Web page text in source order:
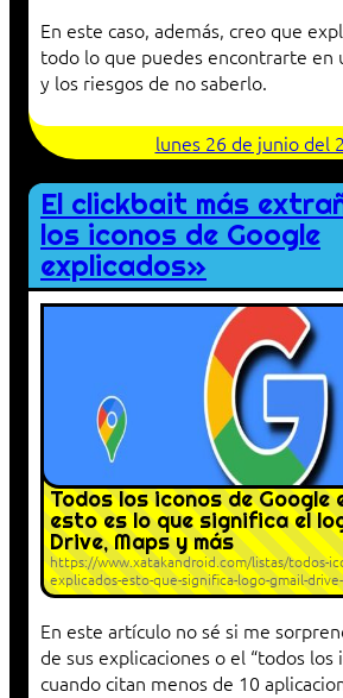
En este caso, además, creo que
todo lo que puedes encontrarte en
y los riesgos de no saberlo.
lunes 26 de junio del
El clickbait más
los iconos de Google
explicados»
Todos los iconos de Google
esto es lo que significa el
Drive, Maps y más
https://www.xatakandroid.com/listas/todos-
explicados-esto-que-significa-logo-gmail-
En este artículo no sé si me
de sus explicaciones o el “todos los
cuando citan menos de 10